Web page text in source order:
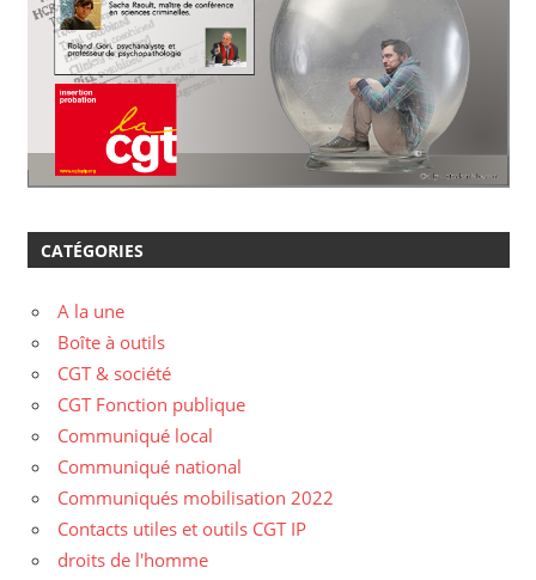
CATÉGORIES
A la une
Boîte à outils
CGT & société
CGT Fonction publique
Communiqué local
Communiqué national
Communiqués mobilisation 2022
Contacts utiles et outils CGT IP
droits de l'homme